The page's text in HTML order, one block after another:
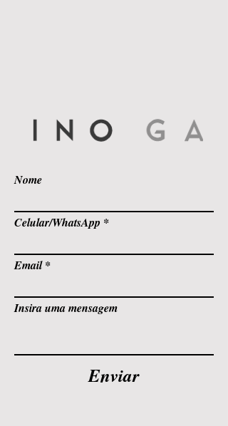
Nome
Celular/WhatsApp
Email
Insira uma mensagem
Enviar